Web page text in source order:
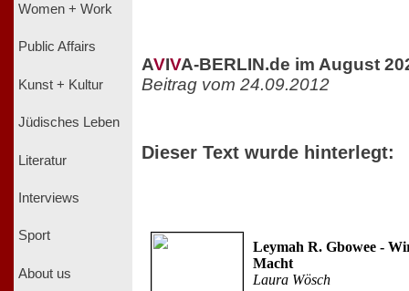
Women + Work
Public Affairs
Kunst + Kultur
Jüdisches Leben
Literatur
Interviews
Sport
About us
AVIVA-BERLIN.de im August
Beitrag vom 24.09.2012
Dieser Text wurde hinterlegt:
Leymah R. Gbowee -
Macht
Laura Wösch